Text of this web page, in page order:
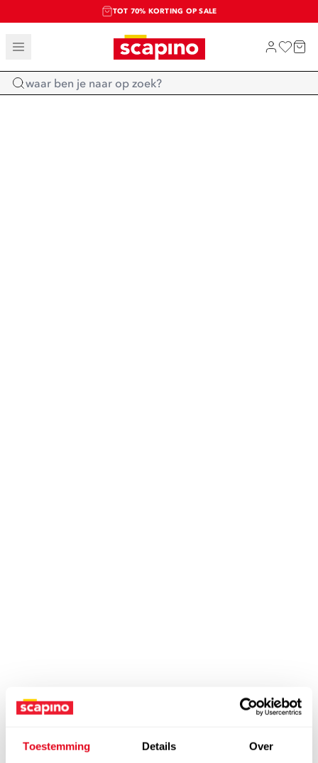
Toestemming Details Over
TOT 70% KORTING OP SALE
SALE: LAATSTE KANS!
SHOP NIEUW
Home